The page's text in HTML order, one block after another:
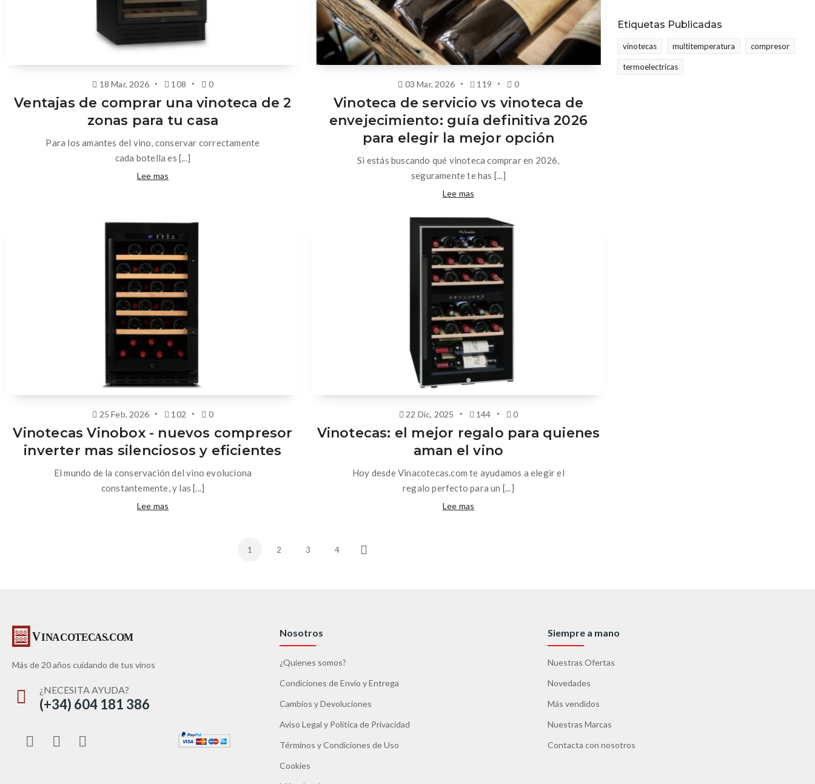
18 Mar, 2026 108 0
Ventajas de comprar una vinoteca de 2
zonas para tu casa
Para los amantes del vino, conservar correctamente
cada botella es [...]
Lee mas
03 Mar, 2026 119 0
Vinoteca de servicio vs vinoteca de
envejecimiento: guía definitiva 2026
para elegir la mejor opción
Si estás buscando qué vinoteca comprar en 2026,
seguramente te has [...]
Lee mas
25 Feb, 2026 102 0
Vinotecas Vinobox - nuevos compresor
inverter mas silenciosos y eficientes
El mundo de la conservación del vino evoluciona
constantemente, y las [...]
Lee mas
22 Dic, 2025 144 0
Vinotecas: el mejor regalo para quienes
aman el vino
Hoy desde Vinacotecas.com te ayudamos a elegir el
regalo perfecto para un [...]
Lee mas
1 2 3 4
Siguiente
Etiquetas Publicadas
vinotecas multitemperatura compresor
termoelectricas
Más de 20 años cuidando de tus vinos
¿NECESITA AYUDA?
(+34) 604 181 386
Nosotros
¿Quienes somos?
Condiciones de Envío y Entrega
Cambios y Devoluciones
Aviso Legal y Política de Privacidad
Términos y Condiciones de Uso
Cookies
Siempre a mano
Nuestras Ofertas
Novedades
Más vendidos
Nuestras Marcas
Contacta con nosotros